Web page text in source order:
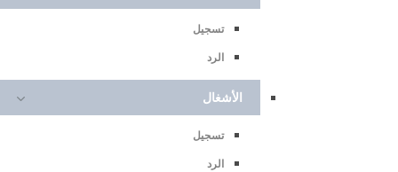
تسجيل
الرد
الأشغال
تسجيل
الرد